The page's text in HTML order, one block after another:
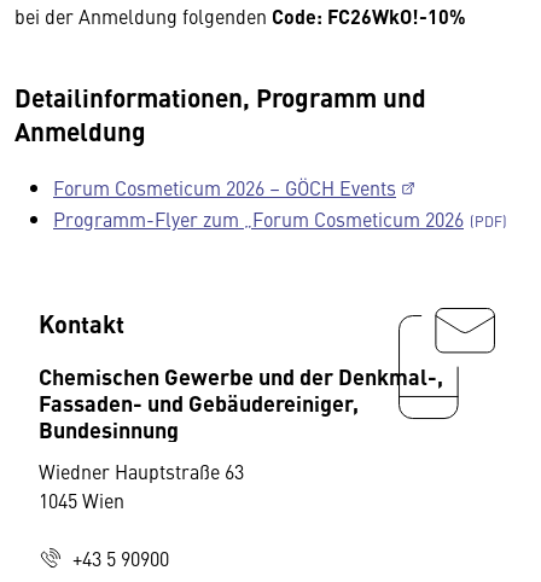
bei der Anmeldung folgenden Code: FC26WkO!-10%
Detailinformationen, Programm und
Anmeldung
Forum Cosmeticum 2026 – GÖCH Events
Programm-Flyer zum „Forum Cosmeticum 2026
Kontakt
Chemischen Gewerbe und der Denkmal-,
Fassaden- und Gebäudereiniger,
Bundesinnung
Wiedner Hauptstraße 63
1045 Wien
+43 5 90900